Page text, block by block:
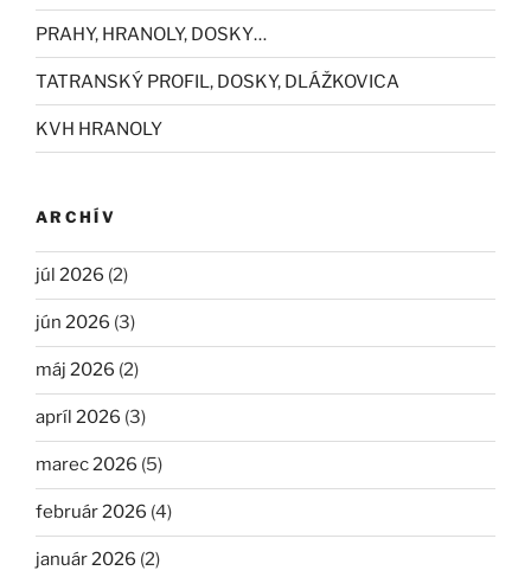
PRAHY, HRANOLY, DOSKY…
TATRANSKÝ PROFIL, DOSKY, DLÁŽKOVICA
KVH HRANOLY
ARCHÍV
júl 2026 (2)
jún 2026 (3)
máj 2026 (2)
apríl 2026 (3)
marec 2026 (5)
február 2026 (4)
január 2026 (2)